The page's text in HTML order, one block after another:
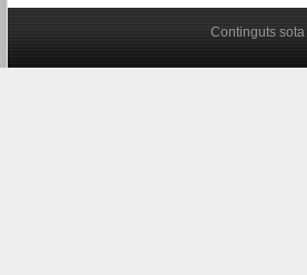
Continguts sota